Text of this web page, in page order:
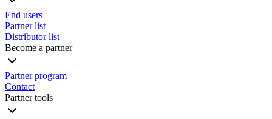
End users
Partner list
Distributor list
Become a partner
Partner program
Contact
Partner tools